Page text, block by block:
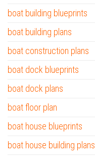
boat building blueprints
boat building plans
boat construction plans
boat dock blueprints
boat dock plans
boat floor plan
boat house blueprints
boat house building plans